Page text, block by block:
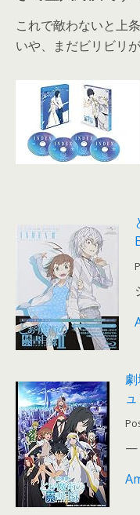
これで敵わないと上
いや、まだビリビリ
—